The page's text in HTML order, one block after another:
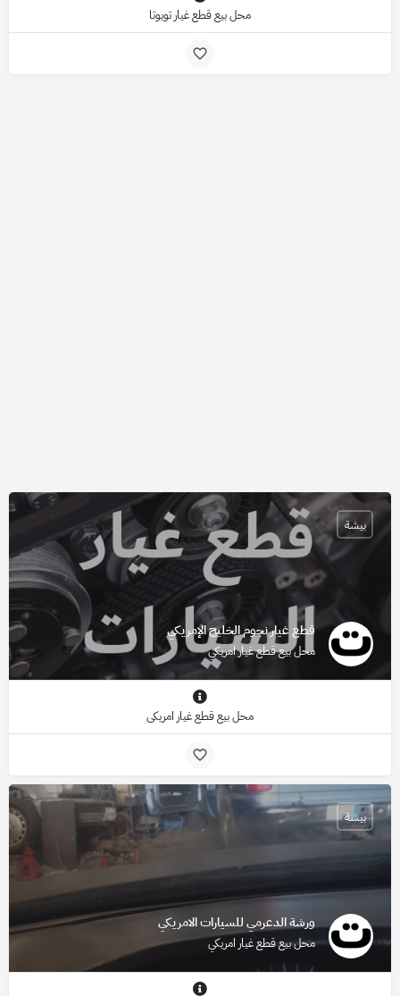
محل بيع قطع غيار تويوتا
قطع غيار نجوم الخليج الإمريكي
محل بيع قطع غيار امريكي
بيشة
محل بيع قطع غيار امريكي
ورشة الدعرمي للسيارات الامريكي
محل بيع قطع غيار امريكي
بيشة